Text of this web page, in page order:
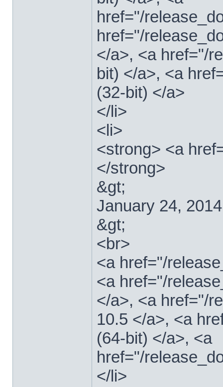
href="/
href="/
</a>, <a href="/
bit) </a>, <a
(32-bit) </a>
</li>
<li>
<strong> <a
</strong>
&gt;
January 24, 2014
&gt;
<br>
<a href="/
<a href="/
</a>, <a href="/
10.5 </a>, <a
(64-bit) </a>, <a
href="/
</li>